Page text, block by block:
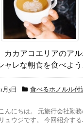
カアコエリアのアル
ャレな朝食を食べよ
月5日 食べるホノルル付
んにちは。 元旅行会社勤
ュウジです。 今回紹介す